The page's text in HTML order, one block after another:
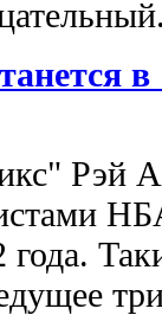
Рэй
года.